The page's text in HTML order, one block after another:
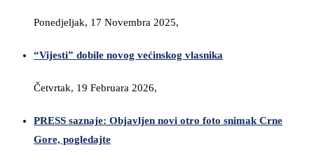
Ponedjeljak, 17 Novembra 2025,
“Vijesti” dobile novog većinskog vlasnika
Četvrtak, 19 Februara 2026,
PRESS saznaje: Objavljen novi otro foto snimak Crne
Gore, pogledajte